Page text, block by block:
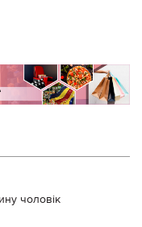
чоловік